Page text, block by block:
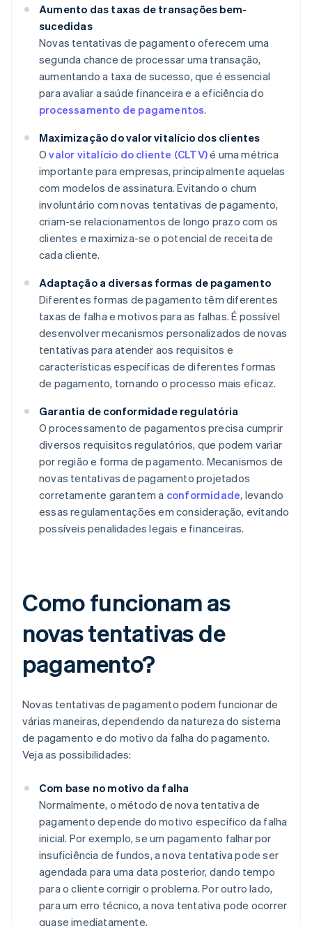
Aumento das taxas de transações bem-
sucedidas
Novas tentativas de pagamento oferecem uma
segunda chance de processar uma transação,
aumentando a taxa de sucesso, que é essencial
para avaliar a saúde financeira e a eficiência do
processamento de pagamentos.
Maximização do valor vitalício dos clientes
Ovalor vitalício do cliente (CLTV)é uma métrica
importante para empresas, principalmente aquelas
com modelos de assinatura. Evitando o churn
involuntário com novas tentativas de pagamento,
criam-se relacionamentos de longo prazo com os
clientes e maximiza-se o potencial de receita de
cada cliente.
Adaptação a diversas formas de pagamento
Diferentes formas de pagamento têm diferentes
taxas de falha e motivos para as falhas. É possível
desenvolver mecanismos personalizados de novas
tentativas para atender aos requisitos e
características específicas de diferentes formas
de pagamento, tornando o processo mais eficaz.
Garantia de conformidade regulatória
O processamento de pagamentos precisa cumprir
diversos requisitos regulatórios, que podem variar
por região e forma de pagamento. Mecanismos de
novas tentativas de pagamento projetados
corretamente garantem a conformidade, levando
essas regulamentações em consideração, evitando
possíveis penalidades legais e financeiras.
Como funcionam as
novas tentativas de
pagamento?
Novas tentativas de pagamento podem funcionar de
várias maneiras, dependendo da natureza do sistema
de pagamento e do motivo da falha do pagamento.
Veja as possibilidades:
Com base no motivo da falha
Normalmente, o método de nova tentativa de
pagamento depende do motivo específico da falha
inicial. Por exemplo, se um pagamento falhar por
insuficiência de fundos, a nova tentativa pode ser
agendada para uma data posterior, dando tempo
para o cliente corrigir o problema. Por outro lado,
para um erro técnico, a nova tentativa pode ocorrer
quase imediatamente.